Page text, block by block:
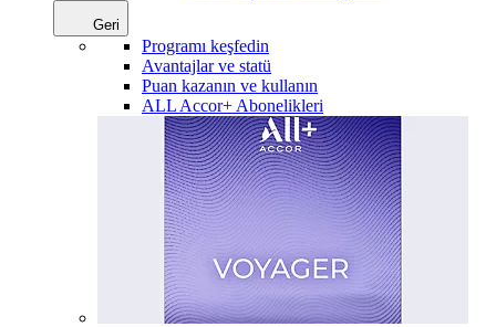
Geri
Programı keşfedin
Avantajlar ve statü
Puan kazanın ve kullanın
ALL Accor+ Abonelikleri